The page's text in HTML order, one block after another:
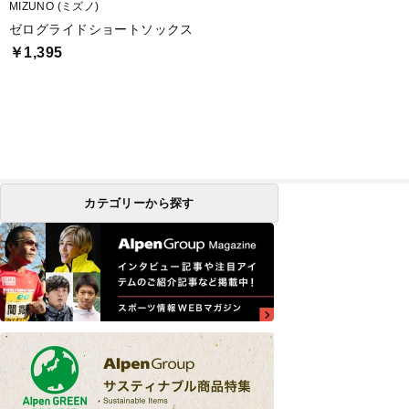
MIZUNO (ミズノ)
ゼログライドショートソックス
￥1,395
カテゴリーから探す